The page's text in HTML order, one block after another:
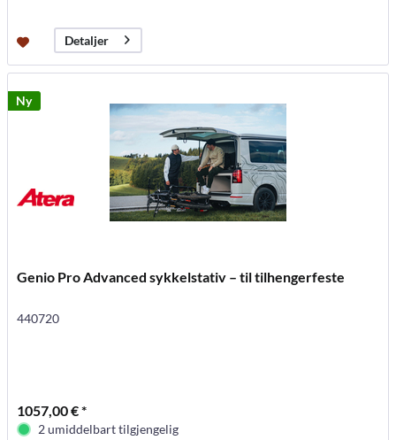
Detaljer
Ny
Genio Pro Advanced sykkelstativ – til tilhengerfeste
440720
1057,00 € *
2 umiddelbart tilgjengelig